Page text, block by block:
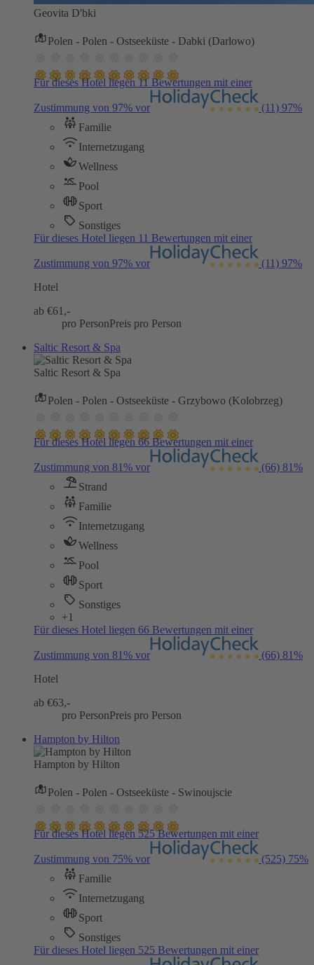
Geovita D'bki
Polen - Polen - Ostseeküste - Dabki (Darlowo)
Für dieses Hotel liegen 11 Bewertungen mit einer
Zustimmung von 97% vor (11) 97%
Familie
Internetzugang
Wellness
Pool
Sport
Sonstiges
Für dieses Hotel liegen 11 Bewertungen mit einer
Zustimmung von 97% vor (11) 97%
Hotel
ab €61,-
pro PersonPreis pro Person
Saltic Resort & Spa
Saltic Resort & Spa
Polen - Polen - Ostseeküste - Grzybowo (Kolobrzeg)
Für dieses Hotel liegen 66 Bewertungen mit einer
Zustimmung von 81% vor (66) 81%
Strand
Familie
Internetzugang
Wellness
Pool
Sport
Sonstiges
+1
Für dieses Hotel liegen 66 Bewertungen mit einer
Zustimmung von 81% vor (66) 81%
Hotel
ab €63,-
pro PersonPreis pro Person
Hampton by Hilton
Hampton by Hilton
Polen - Polen - Ostseeküste - Swinoujscie
Für dieses Hotel liegen 525 Bewertungen mit einer
Zustimmung von 75% vor (525) 75%
Familie
Internetzugang
Sport
Sonstiges
Für dieses Hotel liegen 525 Bewertungen mit einer